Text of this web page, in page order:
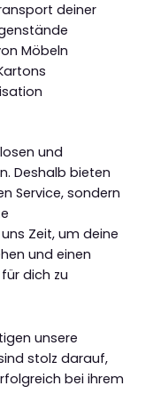
deiner
Möbeln
und
Deshalb bieten
Service, sondern
Zeit, um deine
und einen
dich zu
unsere
stolz darauf,
bei ihrem